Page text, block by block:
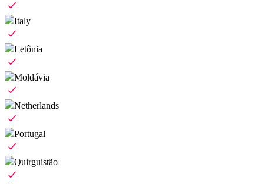
Italy
Letônia
Moldávia
Netherlands
Portugal
Quirguistão